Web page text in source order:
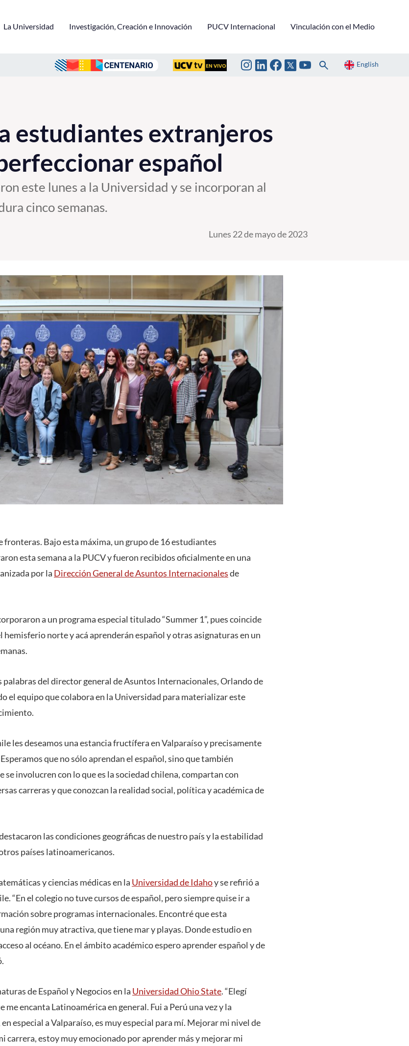
La Universidad Investigación, Creación e Innovación PUCV Internacional Vinculación con el Medio
English
estudiantes extranjeros
español
este lunes a la Universidad y se incorporan al
cinco semanas.
Lunes 22 de mayo de 2023
fronteras. Bajo esta máxima, un grupo de 16 estudiantes
esta semana a la PUCV y fueron recibidos oficialmente en una
por la Dirección General de Asuntos Internacionalesde
a un programa especial titulado “Summer 1”, pues coincide
hemisferio norte y acá aprenderán español y otras asignaturas en un
palabras del director general de Asuntos Internacionales, Orlando de
el equipo que colabora en la Universidad para materializar este
les deseamos una estancia fructífera en Valparaíso y precisamente
que no sólo aprendan el español, sino que también
se involucren con lo que es la sociedad chilena, compartan con
carreras y que conozcan la realidad social, política y académica de
las condiciones geográficas de nuestro país y la estabilidad
países latinoamericanos.
y ciencias médicas en la Universidad de Idahoy se refirió a
“En el colegio no tuve cursos de español, pero siempre quise ir a
sobre programas internacionales. Encontré que esta
región muy atractiva, que tiene mar y playas. Donde estudio en
al océano. En el ámbito académico espero aprender español y de
de Español y Negocios en la Universidad Ohio State. “Elegí
encanta Latinoamérica en general. Fui a Perú una vez y la
especial a Valparaíso, es muy especial para mí. Mejorar mi nivel de
carrera, estoy muy emocionado por aprender más y mejorar mi